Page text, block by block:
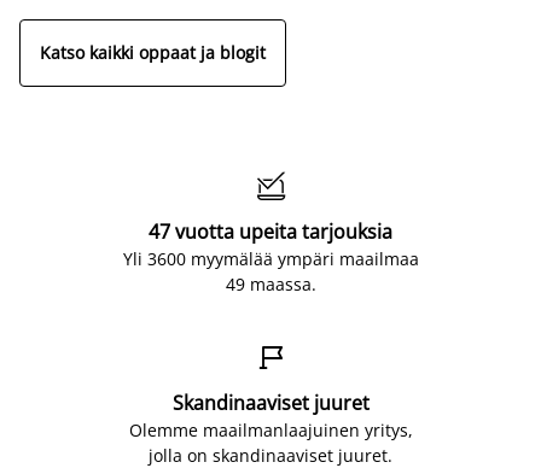
Katso kaikki oppaat ja blogit

47 vuotta upeita tarjouksia
Yli 3600 myymälää ympäri maailmaa
49 maassa.

Skandinaaviset juuret
Olemme maailmanlaajuinen yritys,
jolla on skandinaaviset juuret.